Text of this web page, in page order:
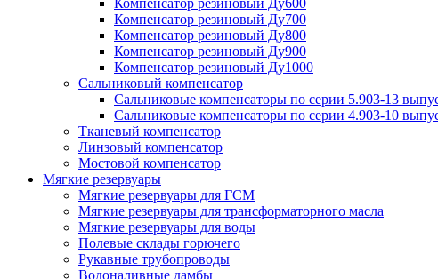
Компенсатор резиновый Ду600
Компенсатор резиновый Ду700
Компенсатор резиновый Ду800
Компенсатор резиновый Ду900
Компенсатор резиновый Ду1000
Сальниковый компенсатор
Сальниковые компенсаторы по серии 5.903-13
Сальниковые компенсаторы по серии 4.903-10
Тканевый компенсатор
Линзовый компенсатор
Мостовой компенсатор
Мягкие резервуары
Мягкие резервуары для ГСМ
Мягкие резервуары для трансформаторного масла
Мягкие резервуары для воды
Полевые склады горючего
Рукавные трубопроводы
Водоналивные дамбы